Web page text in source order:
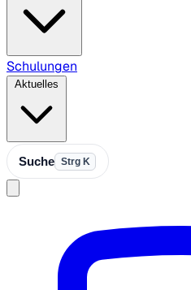
Schulungen
Aktuelles
Suche Strg K